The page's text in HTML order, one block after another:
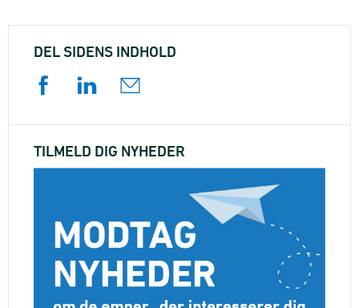
DEL SIDENS INDHOLD
TILMELD DIG NYHEDER